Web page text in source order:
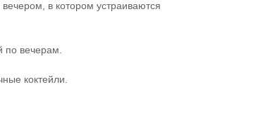
в котором устраиваются
вечерам.
коктейли.